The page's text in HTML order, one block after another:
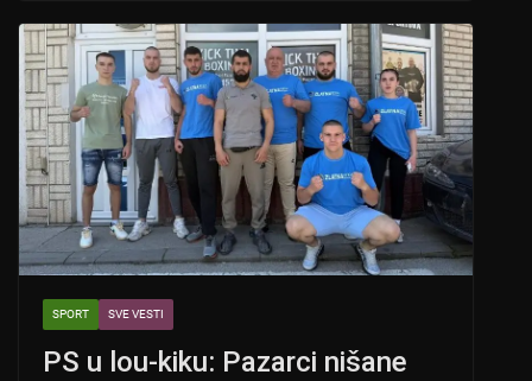
A
p
p
b
o
o
k
SPORT SVE VESTI
PS u lou-kiku: Pazarci nišane